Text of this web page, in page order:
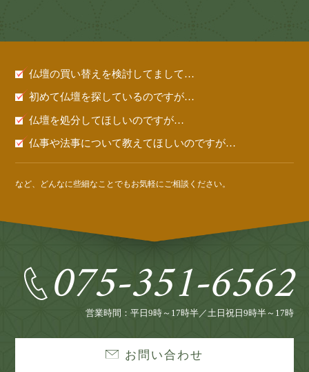
仏壇の買い替えを検討してまして…
初めて仏壇を探しているのですが…
仏壇を処分してほしいのですが…
仏事や法事について教えてほしいのですが…
など、どんなに些細なことでもお気軽にご相談ください。
075-351-6562
営業時間：平日9時～17時半／土日祝日9時半～17時
お問い合わせ